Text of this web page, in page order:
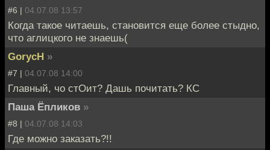
#6 | 04.07.08 13:57
Когда такое читаешь, становится еще более стыдно,
что аглицкого не знаешь(
GorycH »
#7 | 04.07.08 14:00
Главный, чо стОит? Дашь почитать? КС
Паша Ёпликов »
#8 | 04.07.08 14:03
Где можно заказать?!!